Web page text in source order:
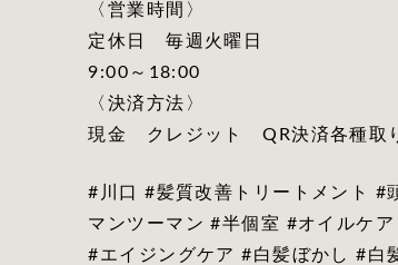
〈営業時間〉
定休日 毎週火曜日
9:00～18:00
〈決済方法〉
現金 クレジット QR決済各種取
#川口 #髪質改善トリートメント #
マンツーマン #半個室 #オイルケア
#エイジングケア #白髪ぼかし #白